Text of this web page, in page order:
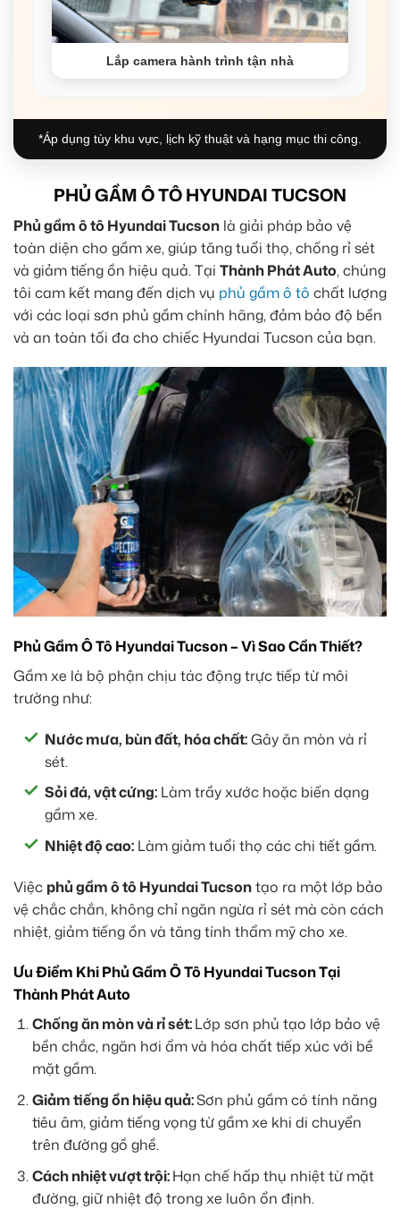
Lắp camera hành trình tận nhà
*Áp dụng tùy khu vực, lịch kỹ thuật và hạng mục thi công.
PHỦ GẦM Ô TÔ HYUNDAI TUCSON
Phủ gầm ô tô Hyundai Tucson là giải pháp bảo vệ
toàn diện cho gầm xe, giúp tăng tuổi thọ, chống rỉ sét
và giảm tiếng ồn hiệu quả. Tại Thành Phát Auto, chúng
tôi cam kết mang đến dịch vụ phủ gầm ô tô chất lượng
với các loại sơn phủ gầm chính hãng, đảm bảo độ bền
và an toàn tối đa cho chiếc Hyundai Tucson của bạn.
Phủ Gầm Ô Tô Hyundai Tucson – Vì Sao Cần Thiết?
Gầm xe là bộ phận chịu tác động trực tiếp từ môi
trường như:
Nước mưa, bùn đất, hóa chất:Gây ăn mòn và rỉ
sét.
Sỏi đá, vật cứng: Làm trầy xước hoặc biến dạng
gầm xe.
Nhiệt độ cao: Làm giảm tuổi thọ các chi tiết gầm.
Việc phủ gầm ô tô Hyundai Tucsontạo ra một lớp bảo
vệ chắc chắn, không chỉ ngăn ngừa rỉ sét mà còn cách
nhiệt, giảm tiếng ồn và tăng tính thẩm mỹ cho xe.
Ưu Điểm Khi Phủ Gầm Ô Tô Hyundai Tucson Tại
Thành Phát Auto
Chống ăn mòn và rỉ sét:Lớp sơn phủ tạo lớp bảo vệ
bền chắc, ngăn hơi ẩm và hóa chất tiếp xúc với bề
mặt gầm.
Giảm tiếng ồn hiệu quả:Sơn phủ gầm có tính năng
tiêu âm, giảm tiếng vọng từ gầm xe khi di chuyển
trên đường gồ ghề.
Cách nhiệt vượt trội:Hạn chế hấp thụ nhiệt từ mặt
đường, giữ nhiệt độ trong xe luôn ổn định.